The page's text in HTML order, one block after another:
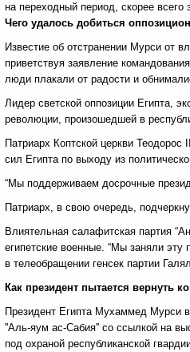
на переходный период, скорее всего
Чего удалось добиться
Известие об отстранении Мурси от
приветствуя заявление
люди плакали от радости и
Лидер светской оппозиции Египта,
революции, произошедшей в
Патриарх Коптской церкви
сил Египта по выходу из
“Мы поддерживаем досрочные
Патриарх, в свою очередь,
Влиятельная салафитская партия
египетские военные. “Мы заняли
в телеобращении генсек партии
Как президент пытается вернуть
Президент Египта Мухаммед Мурси
''Аль-яум ас-Сабия'' со ссылкой на
под охраной республиканской